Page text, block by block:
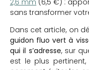
sans transformer
Dans cet article, on
guidon fluo vert à
qui il s’adresse, sur
est le plus